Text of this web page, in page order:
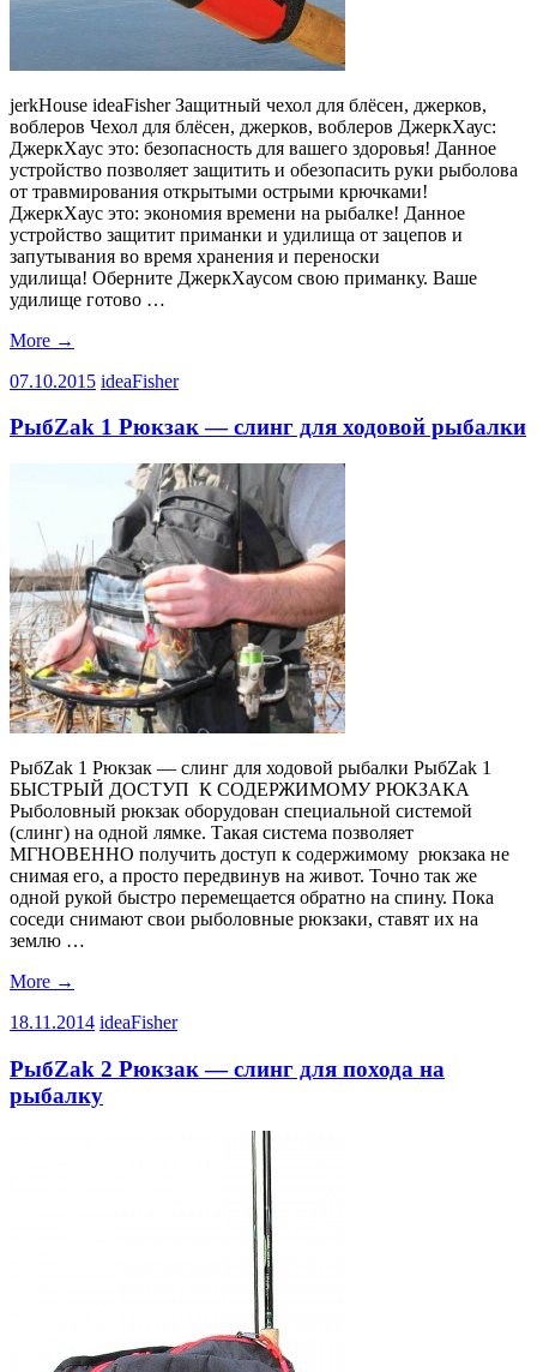
jerkHouse ideaFisher Защитный чехол для блёсен, джерков,
воблеров Чехол для блёсен, джерков, воблеров ДжеркХаус:
ДжеркХаус это: безопасность для вашего здоровья! Данное
устройство позволяет защитить и обезопасить руки рыболова
от травмирования открытыми острыми крючками!
ДжеркХаус это: экономия времени на рыбалке! Данное
устройство защитит приманки и удилища от зацепов и
запутывания во время хранения и переноски
удилища! Оберните ДжеркХаусом свою приманку. Ваше
удилище готово …
More →
07.10.2015 ideaFisher
РыбZak 1 Рюкзак — слинг для ходовой рыбалки
РыбZak 1 Рюкзак — слинг для ходовой рыбалки РыбZak 1
БЫСТРЫЙ ДОСТУП К СОДЕРЖИМОМУ РЮКЗАКА
Рыболовный рюкзак оборудован специальной системой
(слинг) на одной лямке. Такая система позволяет
МГНОВЕННО получить доступ к содержимому рюкзака не
снимая его, а просто передвинув на живот. Точно так же
одной рукой быстро перемещается обратно на спину. Пока
соседи снимают свои рыболовные рюкзаки, ставят их на
землю …
More →
18.11.2014 ideaFisher
РыбZak 2 Рюкзак — слинг для похода на
рыбалку